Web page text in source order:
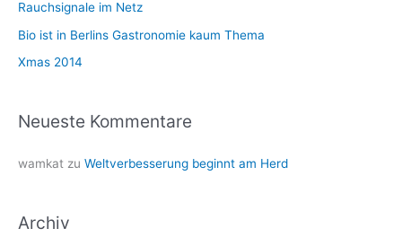
Rauchsignale im Netz
Bio ist in Berlins Gastronomie kaum Thema
Xmas 2014
Neueste Kommentare
wamkat zu Weltverbesserung beginnt am Herd
Archiv